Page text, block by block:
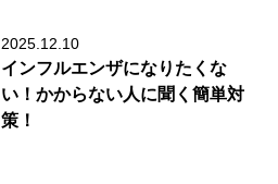
2025.12.10
インフルエンザになりたくな
い！かからない人に聞く簡単対
策！